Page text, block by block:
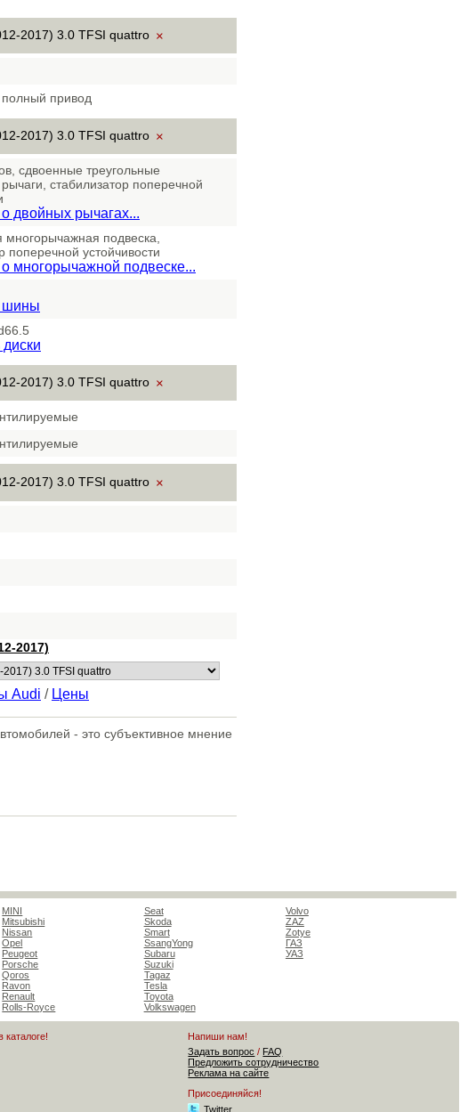
2017) 3.0 TFSI quattro ×
привод
2017) 3.0 TFSI quattro ×
сдвоенные треугольные
стабилизатор поперечной
двойных рычагах...
многорычажная подвеска,
поперечной устойчивости
многорычажной подвеске...
шины
2017) 3.0 TFSI quattro ×
2017) 3.0 TFSI quattro ×
2017)
Audi / Цены
- это субъективное мнение
MINI
Mitsubishi
Nissan
Opel
Peugeot
Porsche
Qoros
Ravon
Renault
Rolls-Royce
Seat
Skoda
Smart
SsangYong
Subaru
Suzuki
Tagaz
Tesla
Toyota
Volkswagen
Volvo
ZAZ
Zotye
ГАЗ
УАЗ
Напиши нам!
Задать вопрос / FAQ
Предложить сотрудничество
Реклама на сайте
Присоединяйся!
Twitter